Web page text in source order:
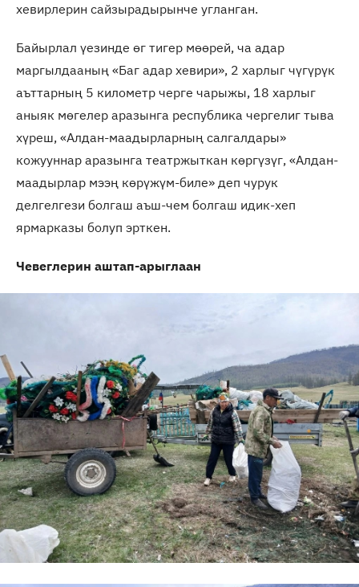
хевирлерин сайзырадырынче угланган.
Байырлал үезинде өг тигер мөөрей, ча адар
маргылдааның «Баг адар хевири», 2 харлыг чүгүрүк
аъттарның 5 километр черге чарыжы, 18 харлыг
аныяк мөгелер аразынга республика чергелиг тыва
хүреш, «Алдан-маадырларның салгалдары»
кожууннар аразынга театржыткан көргүзүг, «Алдан-
маадырлар мээң көрүжүм-биле» деп чурук
делгелгези болгаш аъш-чем болгаш идик-хеп
ярмарказы болуп эрткен.
Чевеглерин аштап-арыглаан